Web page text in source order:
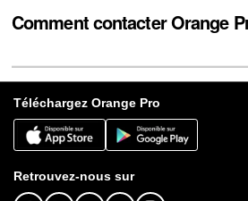
Comment contacter Orange
Téléchargez Orange Pro
Retrouvez-nous sur